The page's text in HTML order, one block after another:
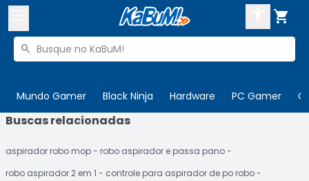

Buscar produtos

Mundo Gamer Black Ninja Hardware PC Gamer

 Departamentos ENTRE
Buscas relacionadas
aspirador robo mop
robo aspirador e passa pano
robo aspirador 2 em 1
controle para aspirador de po robo